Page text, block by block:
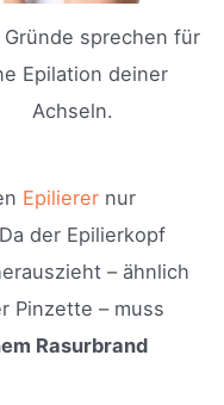
Gründe sprechen für
Epilation deiner
Achseln.
Epilierer nur
der Epilierkopf
– ähnlich
Pinzette – muss
Rasurbrand